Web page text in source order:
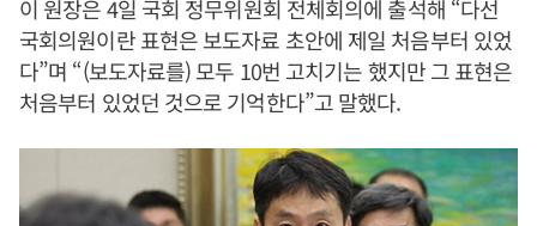
이 원장은 4일 국회 정무위원회 전체회의에 출석해 “다선
국회의원이란 표현은 보도자료 초안에 제일 처음부터 있었
다”며 “(보도자료를) 모두 10번 고치기는 했지만 그 표현은
처음부터 있었던 것으로 기억한다”고 말했다.